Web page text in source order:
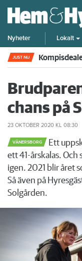
Nyheter Lokalt
JUST NU Rökte
chans på
23 OKTOBER 2020 KL 08:30
VÄNERSBORG
Ett
ett 41-årskalas.
igen. 2021 blir året
Så även på
Solgården.